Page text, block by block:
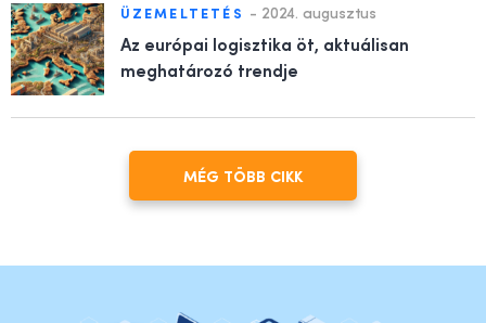
ÜZEMELTETÉS - 2024. augusztus
Az európai logisztika öt, aktuálisan
meghatározó trendje
MÉG TÖBB CIKK